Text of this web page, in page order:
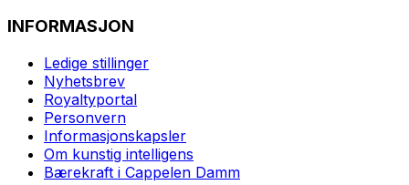
INFORMASJON
Ledige stillinger
Nyhetsbrev
Royaltyportal
Personvern
Informasjonskapsler
Om kunstig intelligens
Bærekraft i Cappelen Damm